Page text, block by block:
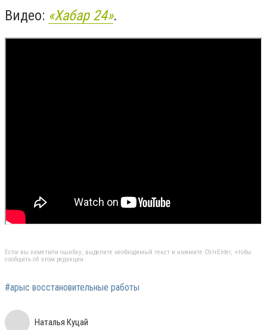
Видео: «Хабар 24».
Если вы заметили ошибку, выделите необходимый текст и нажмите Ctrl+Enter, чтобы
сообщить об этом редакции
#арыс восстановительные работы
Наталья Куцай